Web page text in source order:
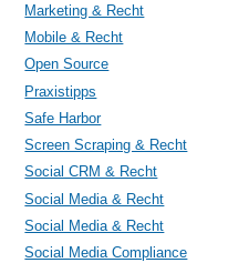
Marketing & Recht
Mobile & Recht
Open Source
Praxistipps
Safe Harbor
Screen Scraping & Recht
Social CRM & Recht
Social Media & Recht
Social Media & Recht
Social Media Compliance